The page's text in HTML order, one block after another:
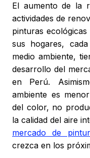
El aumento de la
actividades de
pinturas
sus hogares,
medio ambiente,
desarrollo del
en Perú.
ambiente es
del color, no
la calidad del aire
mercado de
crezca en los